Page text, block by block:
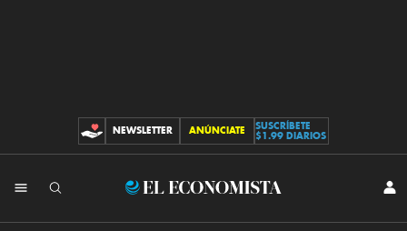
CONTRIBUCIONES
NEWSLETTER ANÚNCIATE
SUSCRÍBETE
$1.99 DIARIOS
El